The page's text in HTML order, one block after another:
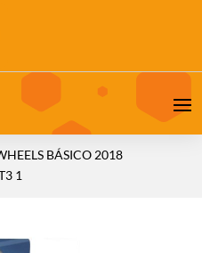
BÁSICO 2018
1